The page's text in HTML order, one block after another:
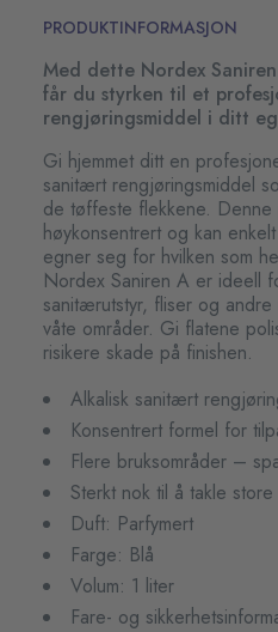
PRODUKTINFORMASJON
Med dette Nordex
får du styrken til et
rengjøringsmiddel i ditt
Gi hjemmet ditt en
sanitært rengjøringsmiddel
de tøffeste flekkene.
høykonsentrert og kan
egner seg for hvilken som
Nordex Saniren A er ideell
sanitærutstyr, fliser og
våte områder. Gi flatene
risikere skade på finishen.
Alkalisk sanitært
Konsentrert formel for
Flere bruksområder –
Sterkt nok til å takle
Duft: Parfymert
Farge: Blå
Volum: 1 liter
Fare- og